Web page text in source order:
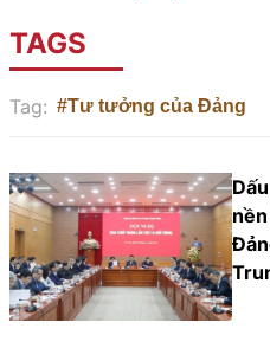
TAGS
Tag: #Tư tưởng của Đảng